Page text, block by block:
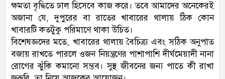
ক্ষমতা বৃদ্ধিতে ঢাল হিসেবে কাজ করে। তবে আমাদের অনেকেরই
অজানা যে, দুপুরের বা রাতের খাবারের থালায় ঠিক কোন
খাবারটি কতটুকু পরিমাণে থাকা উচিত।
বিশেষজ্ঞদের মতে, খাবারের থালায় বৈচিত্র্য এবং সঠিক অনুপাত
বজায় রাখতে পারলে ওজন নিয়ন্ত্রণের পাশাপাশি দীর্ঘমেয়াদী নানা
রোগের ঝুঁকি কমানো সম্ভব। সুস্থ জীবনের জন্য পাতে কী রাখা